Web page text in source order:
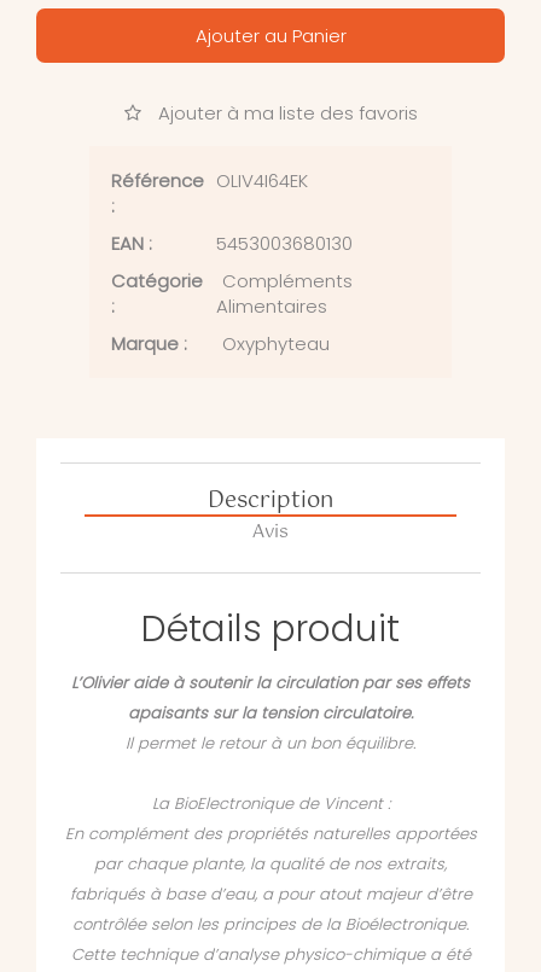
Ajouter au Panier
Ajouter à ma liste des favoris
Référence
:
OLIV4I64EK
EAN :
5453003680130
Catégorie
:
Compléments
Alimentaires
Marque :
Oxyphyteau
Description
Avis
Détails produit
L’Olivier aide à soutenir la circulation par ses effets
apaisants sur la tension circulatoire.
Il permet le retour à un bon équilibre.
La BioElectronique de Vincent :
En complément des propriétés naturelles apportées
par chaque plante, la qualité de nos extraits,
fabriqués à base d’eau, a pour atout majeur d’être
contrôlée selon les principes de la Bioélectronique.
Cette technique d’analyse physico-chimique a été